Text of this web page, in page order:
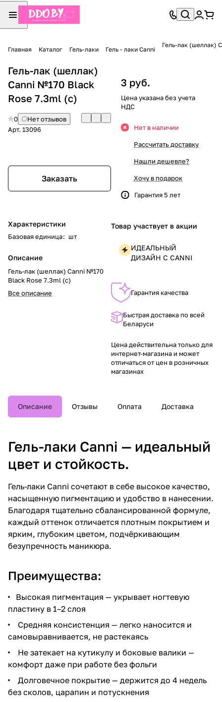
Главная Каталог Гель-лаки Гель - лаки Canni
Гель-лак (шеллак)
Гель-лак (шеллак)
Canni №170 Black
Rose 7.3ml (с)
0
Нет отзывов
Арт. 13096
Заказать
Характеристики
Базовая единица: шт
Описание
Гель-лак (шеллак) Canni №170
Black Rose 7.3ml (с)
Все описание
3 руб.
Цена указана без учета
НДС
Нет в наличии
Рассчитать доставку
Нашли дешевле?
Хочу в подарок
Гарантия 5 лет
Товар участвует в акции
ИДЕАЛЬНЫЙ
ДИЗАЙН С CANNI
Гарантия качества
Быстрая доставка по всей
Беларуси
Цена действительна только для
интернет-магазина и может
отличаться от цен в розничных
магазинах
Описание Отзывы Оплата Доставка
Гель-лаки Canni — идеальный
цвет и стойкость.
Гель-лаки Canni сочетают в себе высокое качество,
насыщенную пигментацию и удобство в нанесении.
Благодаря тщательно сбалансированной формуле,
каждый оттенок отличается плотным покрытием и
ярким, глубоким цветом, подчёркивающим
безупречность маникюра.
Преимущества:
Высокая пигментация — укрывает ногтевую
пластину в 1–2 слоя
Средняя консистенция — легко наносится и
самовыравнивается, не растекаясь
Не затекает на кутикулу и боковые валики —
комфорт даже при работе без фольги
Долговечное покрытие — держится до 4 недель
без сколов, царапин и потускнения